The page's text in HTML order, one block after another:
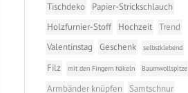
Tischdeko
Papier-Strickschlauch
Holzfurnier-Stoff
Hochzeit
Trend
Valentinstag
Geschenk selbstklebend
Filz mit den Fingern häkeln Baumwollspitze
Armbänder knüpfen Samtschnur